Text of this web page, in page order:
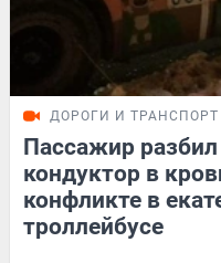
ДОРОГИ И ТРАНСПОРТ
Пассажир
кондуктор в
конфликте в
троллейбусе